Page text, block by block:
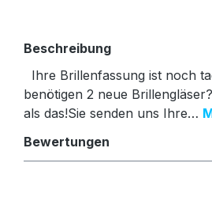
Beschreibung
Ihre Brillenfassung ist noch
benötigen 2 neue
als das!Sie senden uns Ihre…
Bewertungen